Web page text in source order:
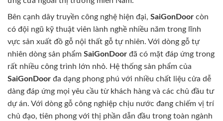
Bên cạnh dây truyền công nghệ hiện đại, SaiGonDoor còn
có đội ngũ kỹ thuật viên lành nghề nhiều năm trong lĩnh
vực sản xuất đồ gỗ nội thất gỗ tự nhiên. Với dòng gỗ tự
nhiên dòng sản phẩm SaiGonDoor đã có mặt đáp ứng trong
rất nhiều công trình lớn nhỏ. Hệ thống sản phẩm của
SaiGonDoor đa dạng phong phú với nhiều chất liệu cửa dễ
dàng đáp ứng mọi yêu cầu từ khách hàng và các chủ đầu tư
dự án. Với dòng gỗ công nghiệp chịu nước đang chiếm vị trí
chủ đạo, tiên phong với thị phần dẫn đầu trong toàn ngành